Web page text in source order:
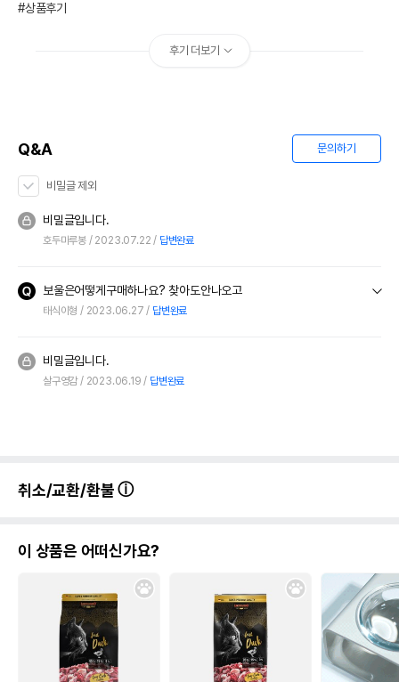
#상품후기
후기 더보기
Q&A 문의하기
비밀글 제외
비밀글입니다.
호두마루봉 2023.07.22 답변완료
보울은어떻게구매하나요? 찾아도안나오고
태식이형 2023.06.27 답변완료
비밀글입니다.
살구영감 2023.06.19 답변완료
취소/교환/환불
이 상품은 어떠신가요?